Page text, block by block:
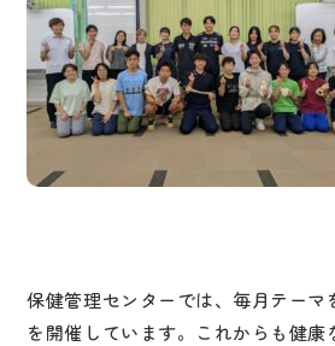
保健管理センターでは、毎月テーマ
を開催しています。これからも健康